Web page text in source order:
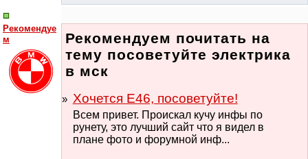
Рекомендуе
м
Рекомендуем почитать на
тему посоветуйте электрика
в мск
Хочется E46, посоветуйте!
Всем привет. Проискал кучу инфы по
рунету, это лучший сайт что я видел в
плане фото и форумной инф...